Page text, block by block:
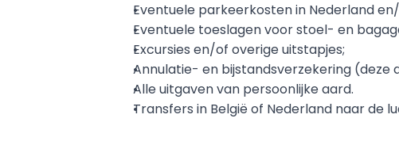
Eventuele parkeerkosten in Nederland
Eventuele toeslagen voor stoel- en
Excursies en/of overige uitstapjes;
Annulatie- en bijstandsverzekering (deze
Alle uitgaven van persoonlijke aard.
Transfers in België of Nederland naar de